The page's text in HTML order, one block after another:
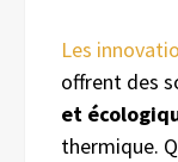
Les
offrent des
et
thermique.